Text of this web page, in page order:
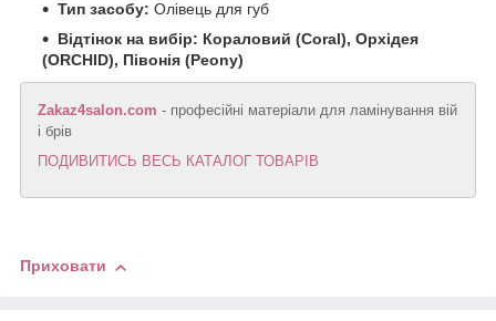
Тип засобу: Олівець для губ
Відтінок на вибір: Кораловий (Coral), Орхідея
(ORCHID), Півонія (Peony)
Zakaz4salon.com - професійні матеріали для ламінування вій
і брів
ПОДИВИТИСЬ ВЕСЬ КАТАЛОГ ТОВАРІВ
Приховати